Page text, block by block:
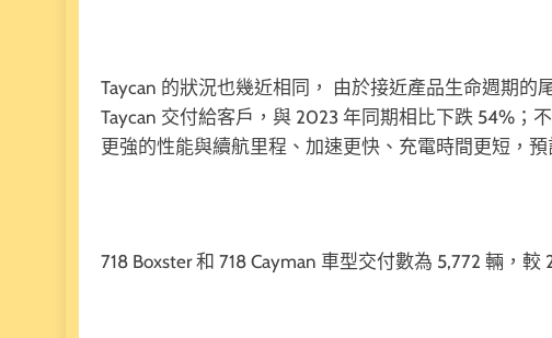
Taycan 的狀況也幾近相同， 由於接近產品生命週期
Taycan 交付給客戶，與 2023 年同期相比下跌 54%；
更強的性能與續航里程、加速更快、充電時間更短，
718 Boxster 和 718 Cayman 車型交付數為 5,772 輛，